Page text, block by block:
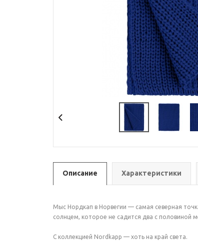
Описание Характеристики
Мыс Нордкап в Норвегии — самая северная
солнцем, которое не садится два с половиной
С коллекцией Nordkapp — хоть на край света.